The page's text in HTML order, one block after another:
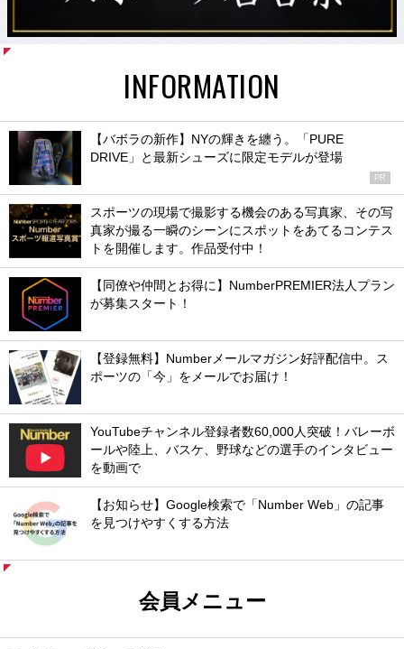
INFORMATION
【バボラの新作】NYの輝きを纏う。「PURE
DRIVE」と最新シューズに限定モデルが登場
PR
スポーツの現場で撮影する機会のある写真家、その写
真家が撮る一瞬のシーンにスポットをあてるコンテス
トを開催します。作品受付中！
【同僚や仲間とお得に】NumberPREMIER法人プラン
が募集スタート！
【登録無料】Numberメールマガジン好評配信中。ス
ポーツの「今」をメールでお届け！
YouTubeチャンネル登録者数60,000人突破！バレーボ
ールや陸上、バスケ、野球などの選手のインタビュー
を動画で
【お知らせ】Google検索で「Number Web」の記事
を見つけやすくする方法
会員メニュー